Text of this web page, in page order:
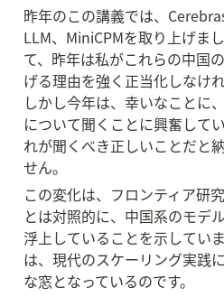
昨年のこの講義では、
LLM、MiniCPMを取り上げま
て、昨年は私がこれらの中国
げる理由を強く正当化しなけ
しかし今年は、幸いなことに
について聞くことに興奮して
れが聞くべき正しいことだと
せん。
この変化は、フロンティア研
とは対照的に、中国系のモデ
浮上していることを示してい
は、現代のスケーリング実践
な窓となっているのです。